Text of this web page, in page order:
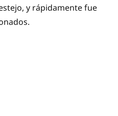
y rápidamente fue